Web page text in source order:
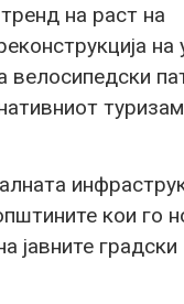
на раст на
на
кои го
јавните градски